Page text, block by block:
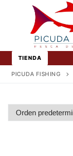
contenido
TIENDA
PICUDA FISHING